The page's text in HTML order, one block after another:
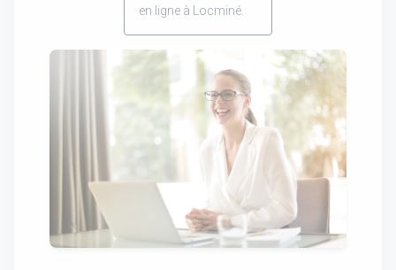
en ligne à Locminé.